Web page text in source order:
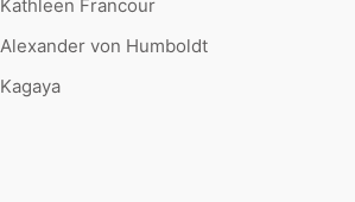
Kathleen Francour
Alexander von Humboldt
Kagaya